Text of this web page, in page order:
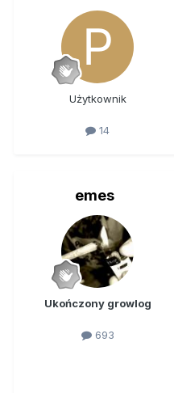
Użytkownik
14
emes
Ukończony growlog
693